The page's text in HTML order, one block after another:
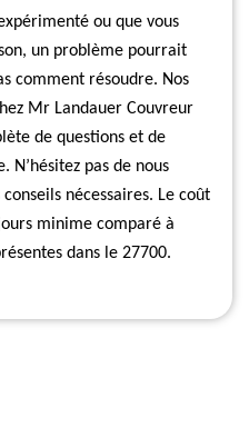
ou que vous
un problème pourrait
comment résoudre. Nos
Mr Landauer Couvreur
de questions et de
N’hésitez pas de nous
nécessaires. Le coût
minime comparé à
dans le 27700.